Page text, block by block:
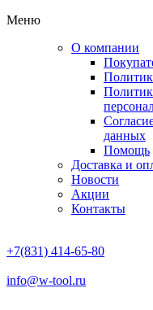
Меню
О компании
данных
Помощь
Доставка и
Новости
Акции
Контакты
+7(831) 414-65-80
info@w-tool.ru